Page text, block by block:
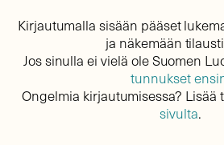
Kirjautumalla sisään pääset
ja näkemään
Jos sinulla ei vielä ole Suomen
tunnukset
Ongelmia kirjautumisessa? Lisää
sivulta.